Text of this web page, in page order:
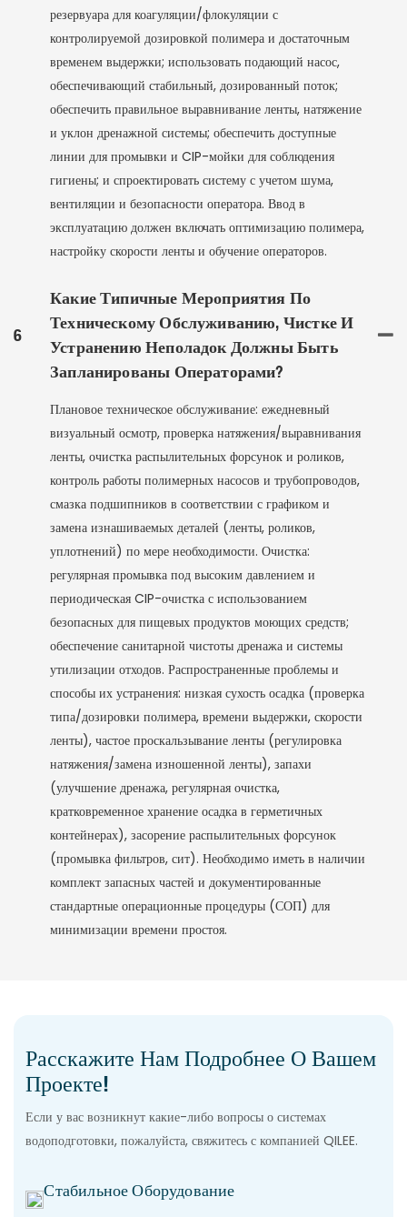
резервуара для коагуляции/флокуляции с
контролируемой дозировкой полимера и достаточным
временем выдержки; использовать подающий насос,
обеспечивающий стабильный, дозированный поток;
обеспечить правильное выравнивание ленты, натяжение
и уклон дренажной системы; обеспечить доступные
линии для промывки и CIP-мойки для соблюдения
гигиены; и спроектировать систему с учетом шума,
вентиляции и безопасности оператора. Ввод в
эксплуатацию должен включать оптимизацию полимера,
настройку скорости ленты и обучение операторов.
6
Какие Типичные Мероприятия По
Техническому Обслуживанию, Чистке И
Устранению Неполадок Должны Быть
Запланированы Операторами?
Плановое техническое обслуживание: ежедневный
визуальный осмотр, проверка натяжения/выравнивания
ленты, очистка распылительных форсунок и роликов,
контроль работы полимерных насосов и трубопроводов,
смазка подшипников в соответствии с графиком и
замена изнашиваемых деталей (ленты, роликов,
уплотнений) по мере необходимости. Очистка:
регулярная промывка под высоким давлением и
периодическая CIP-очистка с использованием
безопасных для пищевых продуктов моющих средств;
обеспечение санитарной чистоты дренажа и системы
утилизации отходов. Распространенные проблемы и
способы их устранения: низкая сухость осадка (проверка
типа/дозировки полимера, времени выдержки, скорости
ленты), частое проскальзывание ленты (регулировка
натяжения/замена изношенной ленты), запахи
(улучшение дренажа, регулярная очистка,
кратковременное хранение осадка в герметичных
контейнерах), засорение распылительных форсунок
(промывка фильтров, сит). Необходимо иметь в наличии
комплект запасных частей и документированные
стандартные операционные процедуры (СОП) для
минимизации времени простоя.
Расскажите Нам Подробнее О Вашем
Проекте!
Если у вас возникнут какие-либо вопросы о системах
водоподготовки, пожалуйста, свяжитесь с компанией QILEE.
Стабильное Оборудование